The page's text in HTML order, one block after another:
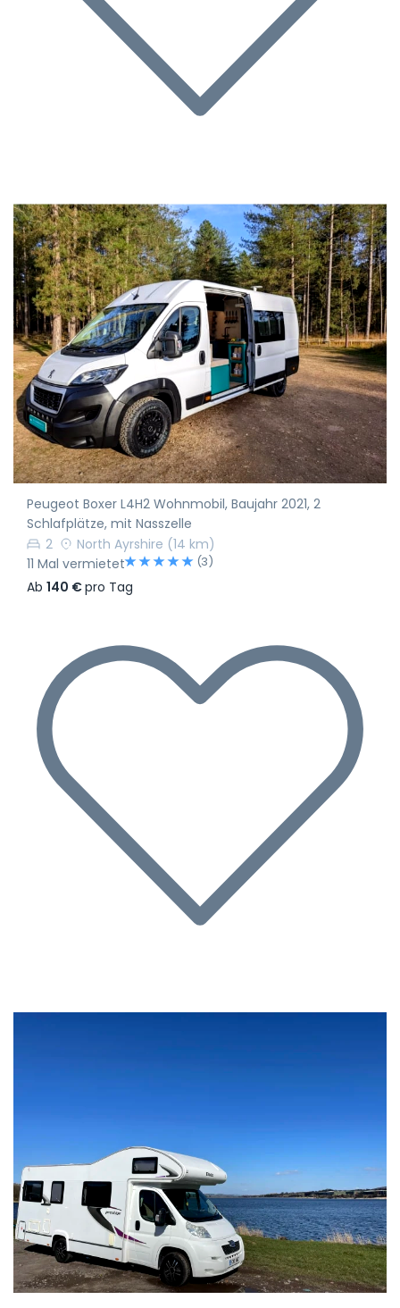
Peugeot Boxer L4H2 Wohnmobil, Baujahr 2021, 2
Schlafplätze, mit Nasszelle
2
North Ayrshire (14 km)
11 Mal vermietet
(3)
Ab 140 €pro Tag